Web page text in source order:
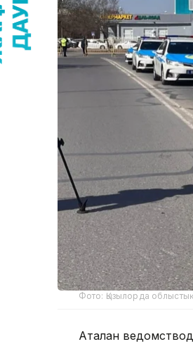
Фото: Қызылорда
Аталған